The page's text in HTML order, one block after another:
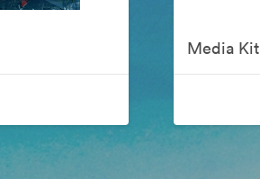
Media Kit